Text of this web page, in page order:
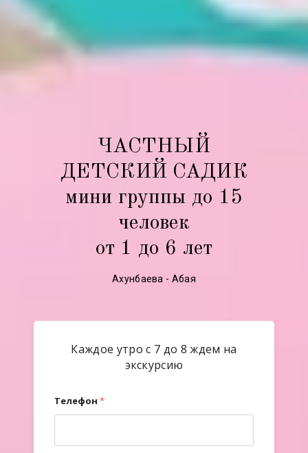
ЧАСТНЫЙ
ДЕТСКИЙ САДИК
мини группы до 15
человек
от 1 до 6 лет
Ахунбаева - Абая
Каждое утро с 7 до 8 ждем на
экскурсию
Телефон *